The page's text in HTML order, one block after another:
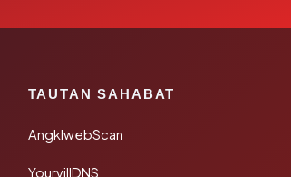
TAUTAN SAHABAT
AngklwebScan
YourvillDNS